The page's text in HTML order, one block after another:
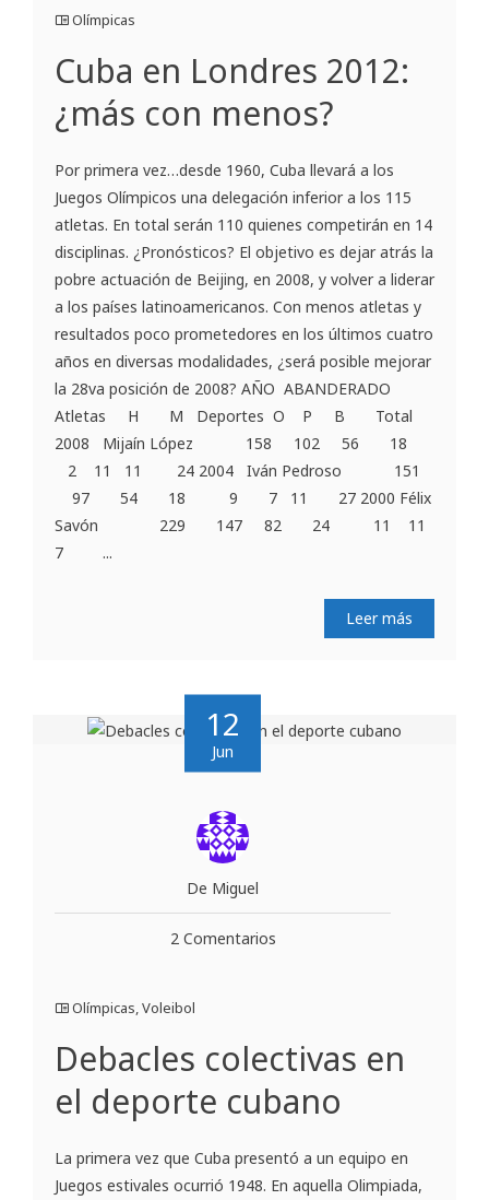
Olímpicas
Cuba en Londres 2012:
¿más con menos?
Por primera vez…desde 1960, Cuba llevará a los
Juegos Olímpicos una delegación inferior a los 115
atletas. En total serán 110 quienes competirán en 14
disciplinas. ¿Pronósticos? El objetivo es dejar atrás la
pobre actuación de Beijing, en 2008, y volver a liderar
a los países latinoamericanos. Con menos atletas y
resultados poco prometedores en los últimos cuatro
años en diversas modalidades, ¿será posible mejorar
la 28va posición de 2008? AÑO ABANDERADO
Atletas H M Deportes O P B Total
2008 Mijaín López 158 102 56 18
2 11 11 24 2004 Iván Pedroso 151
97 54 18 9 7 11 27 2000 Félix
Savón 229 147 82 24 11 11
7 ...
Leer más
12
Jun
De Miguel
2 Comentarios
Olímpicas,Voleibol
Debacles colectivas en
el deporte cubano
La primera vez que Cuba presentó a un equipo en
Juegos estivales ocurrió 1948. En aquella Olimpiada,